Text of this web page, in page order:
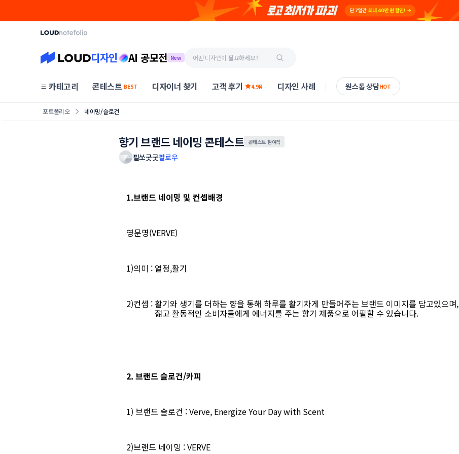
디자인 AI 공모전 New
카테고리 콘테스트 BEST 디자이너 찾기 고객 후기 4.9점 디자인 사례 원스톱 상담HOT
포트폴리오 네이밍/슬로건
향기 브랜드 네이밍 콘테스트 콘테스트 참여작
필쏘굿굿팔로우
1.브랜드 네이밍 및 컨셉배경
영문명(VERVE)
1)의미 : 열정,활기
2)컨셉 : 활기와 생기를 더하는 향을 통해 하루를 활기차게 만들어주는 브랜드 이미지를 담고있으며,
젊고 활동적인 소비자들에게 에너지를 주는 향기 제품으로 어필할 수 있습니다.
2. 브랜드 슬로건/카피
1) 브랜드 슬로건 : Verve, Energize Your Day with Scent
2)브랜드 네이밍 : VERVE